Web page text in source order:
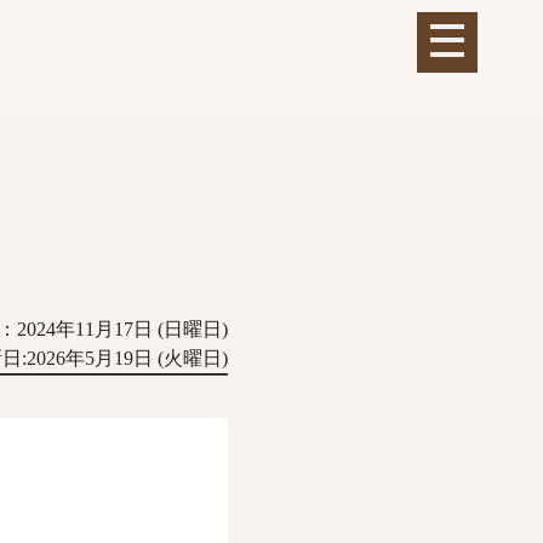
2024年11月17日 (日曜日)
:2026年5月19日 (火曜日)